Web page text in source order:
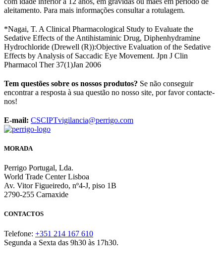
aleitamento. Para mais informações consultar a rotulagem.
*Nagai, T. A Clinical Pharmacological Study to Evaluate the
Sedative Effects of the Antihistaminic Drug, Diphenhydramine
Hydrochloride (Drewell (R)):Objective Evaluation of the Sedative
Effects by Analysis of Saccadic Eye Movement. Jpn J Clin
Pharmacol Ther 37(1)Jan 2006
Tem questões sobre os nossos produtos? Se não conseguir
encontrar a resposta à sua questão no nosso site, por favor contacte-
nos!
E-mail: CSCIPTvigilancia@perrigo.com
MORADA
Perrigo Portugal, Lda.
World Trade Center Lisboa
Av. Vitor Figueiredo, nº4-J, piso 1B
2790-255 Carnaxide
CONTACTOS
Telefone: +351 214 167 610
Segunda a Sexta das 9h30 às 17h30.